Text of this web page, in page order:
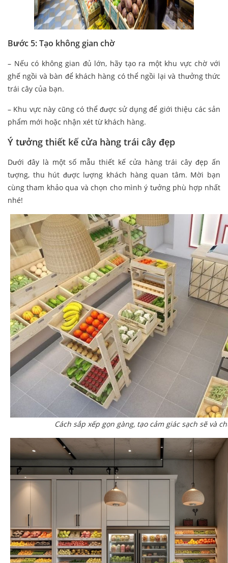
Bước 5: Tạo không gian chờ
– Nếu có không gian đủ lớn, hãy tạo ra một khu vực chờ với
ghế ngồi và bàn để khách hàng có thể ngồi lại và thưởng thức
trái cây của bạn.
– Khu vực này cũng có thể được sử dụng để giới thiệu các sản
phẩm mới hoặc nhận xét từ khách hàng.
Ý tưởng thiết kế cửa hàng trái cây đẹp
Dưới đây là một số mẫu thiết kế cửa hàng trái cây đẹp ấn
tượng, thu hút được lượng khách hàng quan tâm. Mời bạn
cùng tham khảo qua và chọn cho mình ý tưởng phù hợp nhất
nhé!
Cách sắp xếp gọn gàng, tạo cảm giác sạch sẽ và